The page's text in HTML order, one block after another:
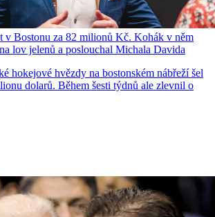
v Bostonu za 82 milionů Kč. Kohák v něm
lov jelenů a poslouchal Michala Davida
hokejové hvězdy na bostonském nábřeží šel
dolarů. Během šesti týdnů ale zlevnil o